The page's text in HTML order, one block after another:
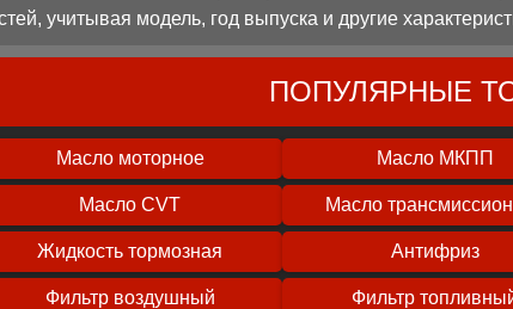
учитывая модель, год выпуска и другие
ПОПУЛЯРНЫЕ
Масло моторное Масло МКПП
Масло CVT Масло
Жидкость тормозная Антифриз
Фильтр воздушный Фильтр